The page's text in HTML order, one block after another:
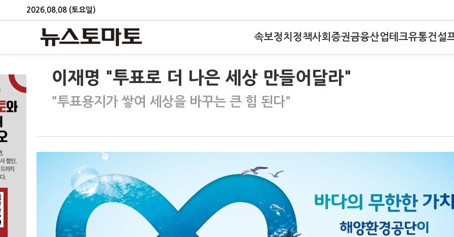
2026.08.08 (토요일)
속보정치 정책사회 증권금융산업테크유통건설
이재명 "투표로 더 나은 세상 만들어달라"
"투표용지가 쌓여 세상을 바꾸는 큰 힘 된다"